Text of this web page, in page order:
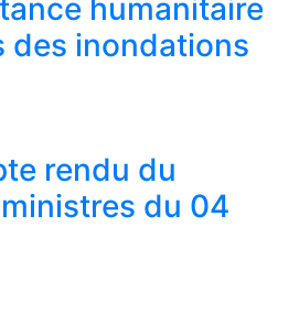
humanitaire
des inondations
rendu du
du 04